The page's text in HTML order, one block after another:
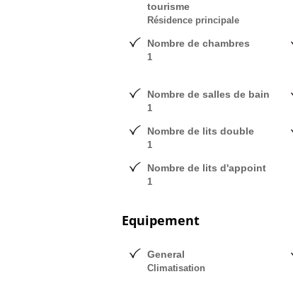
tourisme
Résidence principale
Nombre de chambres
1
Nombre de salles de bain
1
Nombre de lits double
1
Nombre de lits d'appoint
1
Equipement
General
Climatisation